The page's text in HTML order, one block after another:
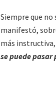
Siempre que no
manifestó,
más instructiva,
se puede